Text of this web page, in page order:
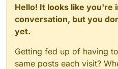
Hello! It looks like you're
conversation, but you
yet.
Getting fed up of having
same posts each visit?